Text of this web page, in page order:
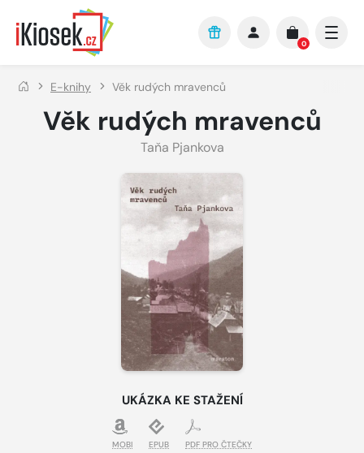
Přejít na hlavní obsah
0
E-knihy Věk rudých mravenců
Věk rudých mravenců
Taňa Pjankova
UKÁZKA KE STAŽENÍ
MOBI EPUB PDF PRO ČTEČKY